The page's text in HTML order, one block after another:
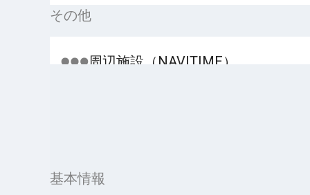
その他
周辺施設（NAVITIME）
基本情報